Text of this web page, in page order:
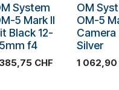
de stock
System
5 Mark II
Black 12-
f4
CHF
Plus de
OM
OM-5
Camera
Silver
1 062,90